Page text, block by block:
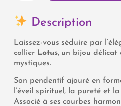
Description
Laissez-vous séduire par
collier Lotus, un bijou délicat
mystiques.
Son pendentif ajouré en
l’éveil spirituel, la pureté et
Associé à ses courbes